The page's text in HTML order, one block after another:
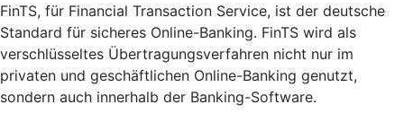
FinTS, für Financial Transaction Service, ist der deutsche
Standard für sicheres Online-Banking. FinTS wird als
verschlüsseltes Übertragungsverfahren nicht nur im
privaten und geschäftlichen Online-Banking genutzt,
sondern auch innerhalb der Banking-Software.